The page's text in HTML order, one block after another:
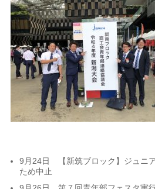
9月24日 【新筑ブロック】ジュニ
ため中止